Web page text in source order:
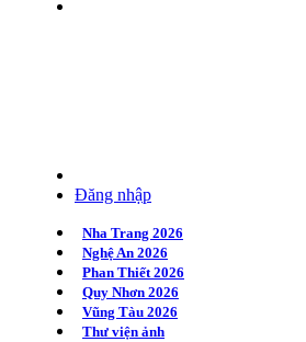
Đăng nhập
Nha Trang 2026
Nghệ An 2026
Phan Thiết 2026
Quy Nhơn 2026
Vũng Tàu 2026
Thư viện ảnh